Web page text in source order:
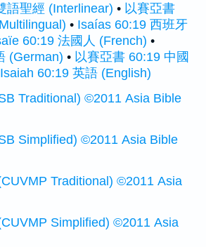
語聖經 (Interlinear) • 以賽亞書
• Isaías 60:19 西班牙
60:19 法國人 (French) •
(German) • 以賽亞書 60:19 中國
Isaiah 60:19 英語 (English)
Traditional) ©2011 Asia Bible
Simplified) ©2011 Asia Bible
Traditional) ©2011 Asia
Simplified) ©2011 Asia